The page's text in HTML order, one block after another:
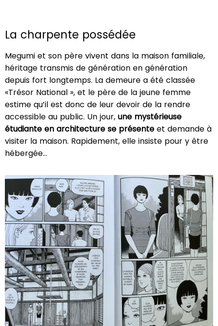
La charpente possédée
Megumi et son père vivent dans la maison familiale,
héritage transmis de génération en génération
depuis fort longtemps. La demeure a été classée
«Trésor National », et le père de la jeune femme
estime qu’il est donc de leur devoir de la rendre
accessible au public. Un jour, une mystérieuse
étudiante en architecture se présente et demande à
visiter la maison. Rapidement, elle insiste pour y être
hébergée…